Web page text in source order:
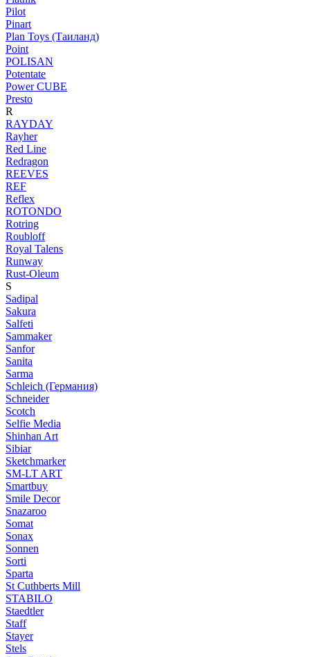
Pilot
Pinart
Plan Toys (Таиланд)
Point
POLISAN
Potentate
Power CUBE
Presto
R
RAYDAY
Rayher
Red Line
Redragon
REEVES
REF
Reflex
ROTONDO
Rotring
Roubloff
Royal Talens
Runway
Rust-Oleum
S
Sadipal
Sakura
Salfeti
Sammaker
Sanfor
Sanita
Sarma
Schleich (Германия)
Schneider
Scotch
Selfie Media
Shinhan Art
Sibiar
Sketchmarker
SM-LT ART
Smartbuy
Smile Decor
Snazaroo
Somat
Sonax
Sonnen
Sorti
Sparta
St Cuthberts Mill
STABILO
Staedtler
Staff
Stayer
Stels